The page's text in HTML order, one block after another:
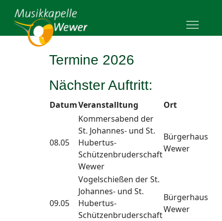
Termine 2026
Nächster Auftritt:
DatumVeranstalltung Ort
08.05
Kommersabend der
St. Johannes- und St.
Hubertus-
Schützenbruderschaft
Wewer
Bürgerhaus
Wewer
09.05
Vogelschießen der St.
Johannes- und St.
Hubertus-
Schützenbruderschaft
Bürgerhaus
Wewer